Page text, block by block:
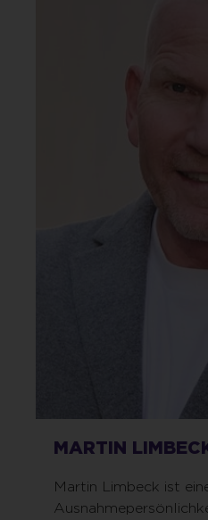
MARTIN
Martin Limbeck ist